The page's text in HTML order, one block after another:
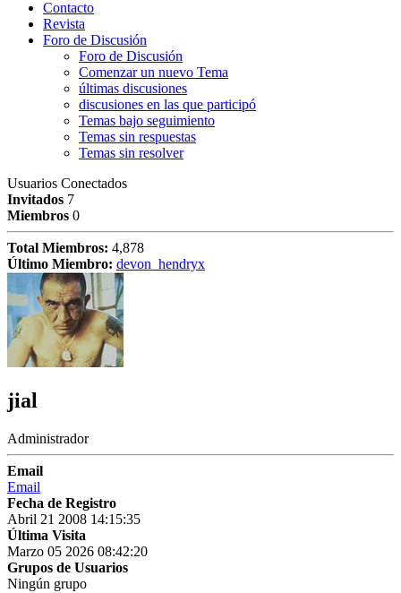
Contacto
Revista
Foro de Discusión
Foro de Discusión
Comenzar un nuevo Tema
últimas discusiones
discusiones en las que participó
Temas bajo seguimiento
Temas sin respuestas
Temas sin resolver
Usuarios Conectados
Invitados 7
Miembros 0
Total Miembros: 4,878
Último Miembro: devon_hendryx
jial
Administrador
Email
Email
Fecha de Registro
Abril 21 2008 14:15:35
Última Visita
Marzo 05 2026 08:42:20
Grupos de Usuarios
Ningún grupo